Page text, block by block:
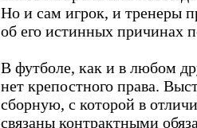
Но и сам игрок, и тренеры
об его истинных причинах
В футболе, как и в любом
нет крепостного права.
сборную, с которой в
связаны контрактными